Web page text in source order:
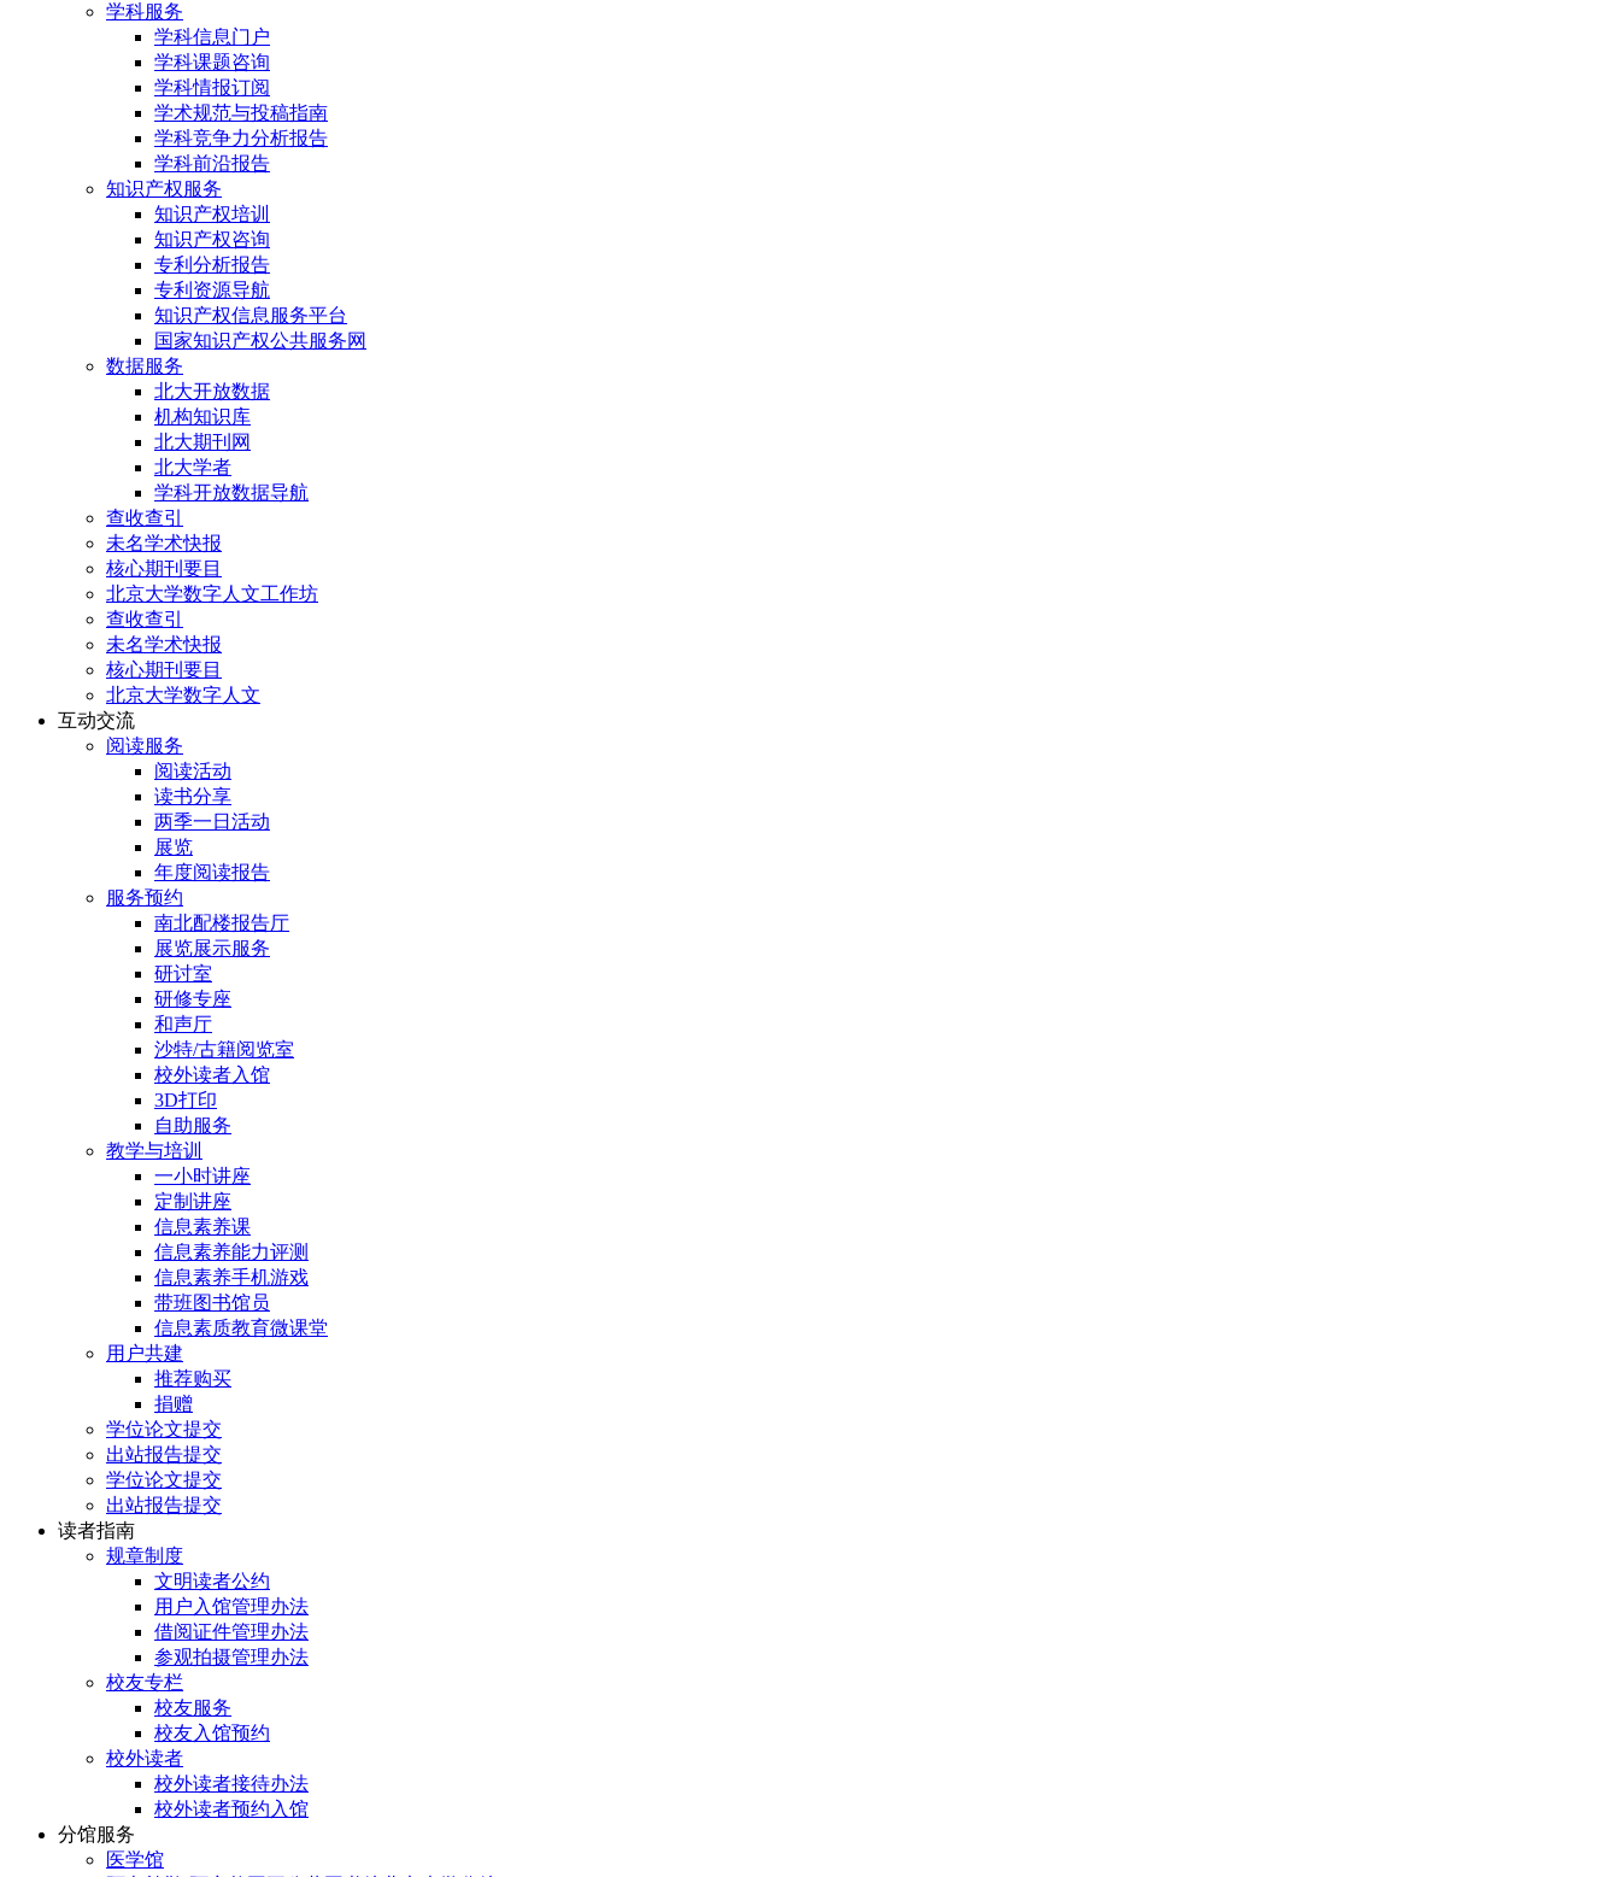
学科服务
学科信息门户
学科课题咨询
学科情报订阅
学术规范与投稿指南
学科竞争力分析报告
学科前沿报告
知识产权服务
知识产权培训
知识产权咨询
专利分析报告
专利资源导航
知识产权信息服务平台
国家知识产权公共服务网
数据服务
北大开放数据
机构知识库
北大期刊网
北大学者
学科开放数据导航
查收查引
未名学术快报
核心期刊要目
北京大学数字人文工作坊
查收查引
未名学术快报
核心期刊要目
北京大学数字人文
互动交流
阅读服务
阅读活动
读书分享
两季一日活动
展览
年度阅读报告
服务预约
南北配楼报告厅
展览展示服务
研讨室
研修专座
和声厅
沙特/古籍阅览室
校外读者入馆
3D打印
自助服务
教学与培训
一小时讲座
定制讲座
信息素养课
信息素养能力评测
信息素养手机游戏
带班图书馆员
信息素质教育微课堂
用户共建
推荐购买
捐赠
学位论文提交
出站报告提交
学位论文提交
出站报告提交
读者指南
规章制度
文明读者公约
用户入馆管理办法
借阅证件管理办法
参观拍摄管理办法
校友专栏
校友服务
校友入馆预约
校外读者
校外读者接待办法
校外读者预约入馆
分馆服务
医学馆